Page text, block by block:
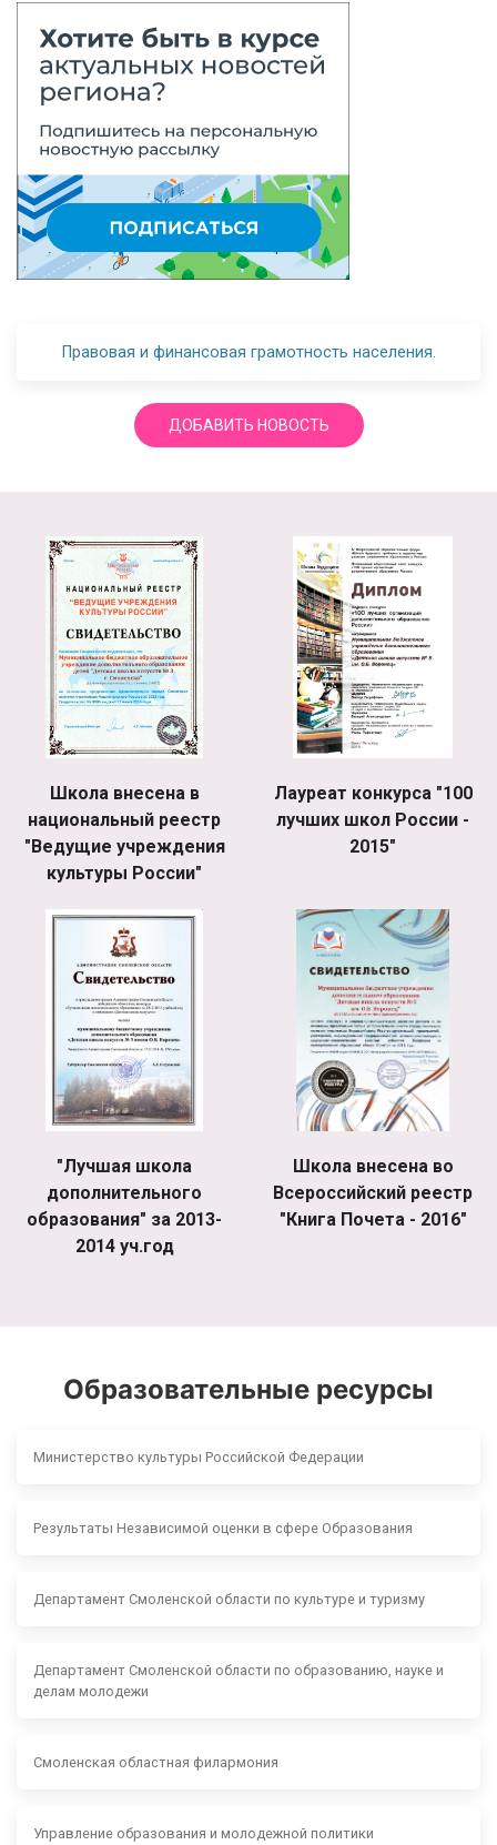
Правовая и финансовая грамотность населения.
ДОБАВИТЬ НОВОСТЬ
Школа внесена в
национальный реестр
"Ведущие учреждения
культуры России"
Лауреат конкурса "100
лучших школ России -
2015"
"Лучшая школа
дополнительного
образования" за 2013-
2014 уч.год
Школа внесена во
Всероссийский реестр
"Книга Почета - 2016"
Образовательные ресурсы
Министерство культуры Российской Федерации
Результаты Независимой оценки в сфере Образования
Департамент Смоленской области по культуре и туризму
Департамент Смоленской области по образованию, науке и
делам молодежи
Смоленская областная филармония
Управление образования и молодежной политики